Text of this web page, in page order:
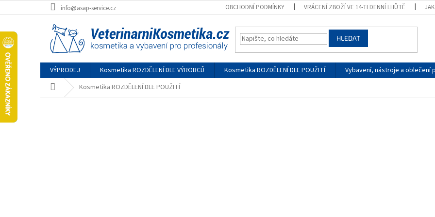
na
info@asap-service.cz OBCHODNÍ PODMÍNKY VRÁCENÍ ZBOŽÍ VE 14-TI DENNÍ LHŮTĚ
HLEDAT
VÝPRODEJ Kosmetika ROZDĚLENÍ DLE VÝROBCŮ Kosmetika ROZDĚLENÍ DLE POUŽITÍ Vybavení, nástroje a oblečení
Domů Kosmetika ROZDĚLENÍ DLE POUŽITÍ